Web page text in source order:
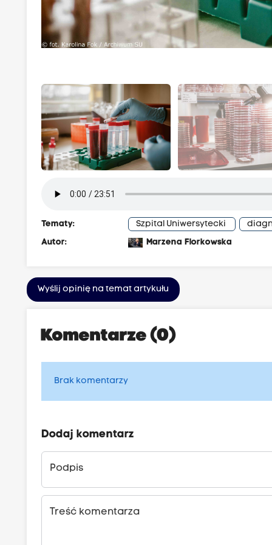
Tematy: Szpital Uniwersytecki
Autor:
Marzena Florkowska
Wyślij opinię na temat artykułu
Komentarze (0)
Brak komentarzy
Dodaj komentarz
Podpis
Treść komentarza